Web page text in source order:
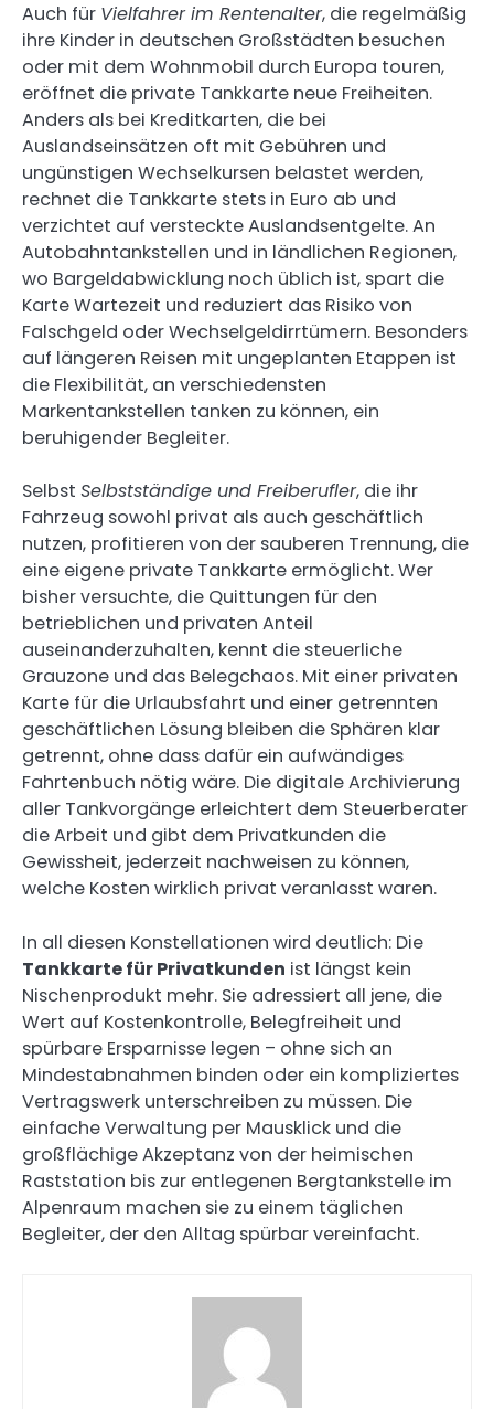
Auch für Vielfahrer im Rentenalter, die regelmäßig
ihre Kinder in deutschen Großstädten besuchen
oder mit dem Wohnmobil durch Europa touren,
eröffnet die private Tankkarte neue Freiheiten.
Anders als bei Kreditkarten, die bei
Auslandseinsätzen oft mit Gebühren und
ungünstigen Wechselkursen belastet werden,
rechnet die Tankkarte stets in Euro ab und
verzichtet auf versteckte Auslandsentgelte. An
Autobahntankstellen und in ländlichen Regionen,
wo Bargeldabwicklung noch üblich ist, spart die
Karte Wartezeit und reduziert das Risiko von
Falschgeld oder Wechselgeldirrtümern. Besonders
auf längeren Reisen mit ungeplanten Etappen ist
die Flexibilität, an verschiedensten
Markentankstellen tanken zu können, ein
beruhigender Begleiter.
Selbst Selbstständige und Freiberufler, die ihr
Fahrzeug sowohl privat als auch geschäftlich
nutzen, profitieren von der sauberen Trennung, die
eine eigene private Tankkarte ermöglicht. Wer
bisher versuchte, die Quittungen für den
betrieblichen und privaten Anteil
auseinanderzuhalten, kennt die steuerliche
Grauzone und das Belegchaos. Mit einer privaten
Karte für die Urlaubsfahrt und einer getrennten
geschäftlichen Lösung bleiben die Sphären klar
getrennt, ohne dass dafür ein aufwändiges
Fahrtenbuch nötig wäre. Die digitale Archivierung
aller Tankvorgänge erleichtert dem Steuerberater
die Arbeit und gibt dem Privatkunden die
Gewissheit, jederzeit nachweisen zu können,
welche Kosten wirklich privat veranlasst waren.
In all diesen Konstellationen wird deutlich: Die
Tankkarte für Privatkunden ist längst kein
Nischenprodukt mehr. Sie adressiert all jene, die
Wert auf Kostenkontrolle, Belegfreiheit und
spürbare Ersparnisse legen – ohne sich an
Mindestabnahmen binden oder ein kompliziertes
Vertragswerk unterschreiben zu müssen. Die
einfache Verwaltung per Mausklick und die
großflächige Akzeptanz von der heimischen
Raststation bis zur entlegenen Bergtankstelle im
Alpenraum machen sie zu einem täglichen
Begleiter, der den Alltag spürbar vereinfacht.